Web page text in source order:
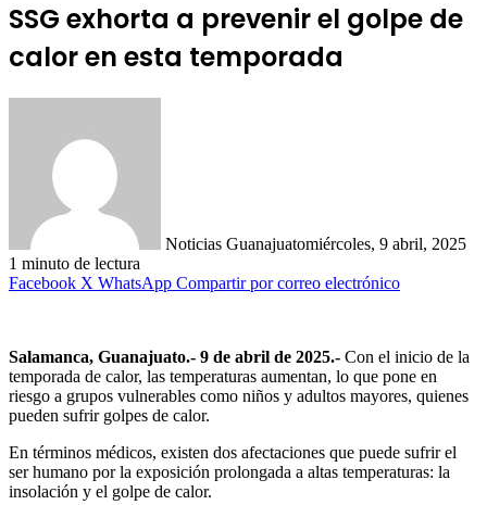
SSG exhorta a prevenir el golpe de
calor en esta temporada
Noticias Guanajuatomiércoles, 9 abril, 2025
1 minuto de lectura
Facebook X WhatsApp Compartir por correo electrónico
Salamanca, Guanajuato.- 9 de abril de 2025.- Con el inicio de la
temporada de calor, las temperaturas aumentan, lo que pone en
riesgo a grupos vulnerables como niños y adultos mayores, quienes
pueden sufrir golpes de calor.
En términos médicos, existen dos afectaciones que puede sufrir el
ser humano por la exposición prolongada a altas temperaturas: la
insolación y el golpe de calor.